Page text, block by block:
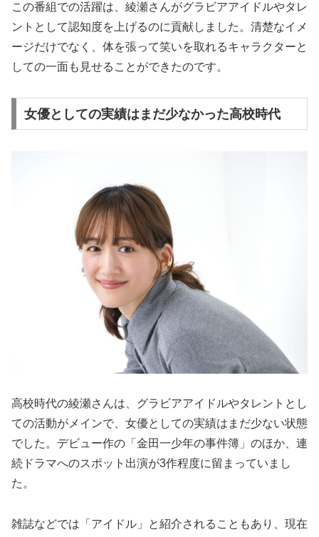
この番組での活躍は、綾瀬さんがグラビアアイドルやタレ
ントとして認知度を上げるのに貢献しました。清楚なイメ
ージだけでなく、体を張って笑いを取れるキャラクターと
しての一面も見せることができたのです。
女優としての実績はまだ少なかった高校時代
高校時代の綾瀬さんは、グラビアアイドルやタレントとし
ての活動がメインで、女優としての実績はまだ少ない状態
でした。デビュー作の「金田一少年の事件簿」のほか、連
続ドラマへのスポット出演が3作程度に留まっていまし
た。
雑誌などでは「アイドル」と紹介されることもあり、現在